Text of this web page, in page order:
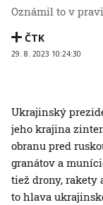
Oznámil to v
ČTK
29. 8. 2023 10:24:30
Ukrajinský
jeho krajina
obranu pred
granátov a
tiež drony, rakety
to hlava